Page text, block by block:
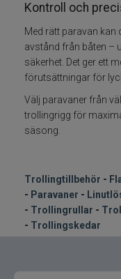
Kontroll och
Med rätt paravan kan
avstånd från båten –
säkerhet. Det ger ett
förutsättningar för
Välj paravaner från
trollingrigg för
säsong.
Trollingtillbehör -
- Paravaner -
- Trollingrullar -
- Trollingskedar